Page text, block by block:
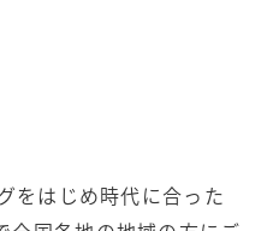
をはじめ時代に合った